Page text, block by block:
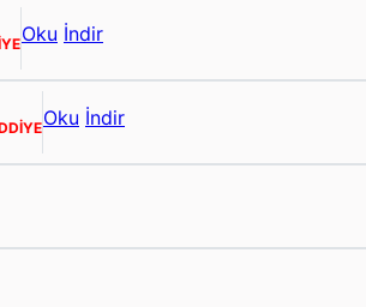
Oku İndir
Oku İndir